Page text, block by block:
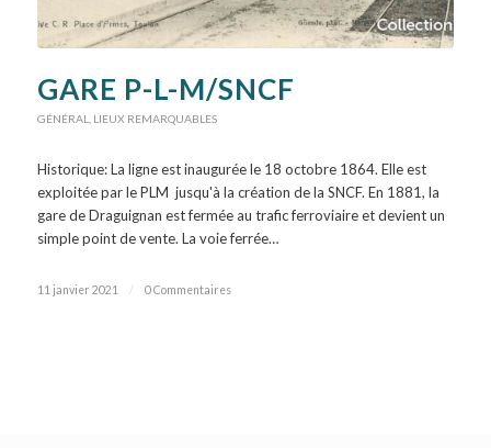
GARE P-L-M/SNCF
GÉNÉRAL LIEUX REMARQUABLES
Historique: La ligne est inaugurée le 18 octobre 1864. Elle est
exploitée par le PLM jusqu'à la création de la SNCF. En 1881, la
gare de Draguignan est fermée au trafic ferroviaire et devient un
simple point de vente. La voie ferrée…
11 janvier 2021 / 0 Commentaires